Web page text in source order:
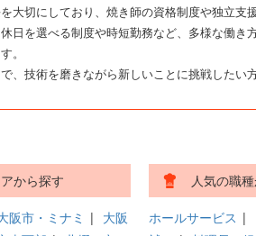
大切にしており、焼き師の資格制度や独立支
日を選べる制度や時短勤務など、多様な働き
。
、技術を磨きながら新しいことに挑戦したい
から探す
阪市・ミナミ | 大阪
人気の職種
ホールサービス |